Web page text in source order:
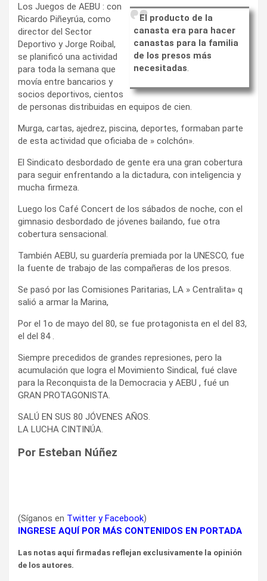
El producto de la
canasta era para hacer
canastas para la familia
de los presos más
necesitadas.
Los Juegos de AEBU : con
Ricardo Piñeyrúa, como
director del Sector
Deportivo y Jorge Roibal,
se planificó una actividad
para toda la semana que
movía entre bancarios y
socios deportivos, cientos
de personas distribuidas en equipos de cien.
Murga, cartas, ajedrez, piscina, deportes, formaban parte
de esta actividad que oficiaba de » colchón».
El Sindicato desbordado de gente era una gran cobertura
para seguir enfrentando a la dictadura, con inteligencia y
mucha firmeza.
Luego los Café Concert de los sábados de noche, con el
gimnasio desbordado de jóvenes bailando, fue otra
cobertura sensacional.
También AEBU, su guardería premiada por la UNESCO, fue
la fuente de trabajo de las compañeras de los presos.
Se pasó por las Comisiones Paritarias, LA » Centralita» q
salió a armar la Marina,
Por el 1o de mayo del 80, se fue protagonista en el del 83,
el del 84 .
Siempre precedidos de grandes represiones, pero la
acumulación que logra el Movimiento Sindical, fué clave
para la Reconquista de la Democracia y AEBU , fué un
GRAN PROTAGONISTA.
SALÚ EN SUS 80 JÓVENES AÑOS.
LA LUCHA CINTINÚA.
Por Esteban Núñez
(Síganos en Twitter yFacebook)
INGRESE AQUÍ POR MÁS CONTENIDOS EN PORTADA
Las notas aquí firmadas reflejan exclusivamente la opinión
de los autores.